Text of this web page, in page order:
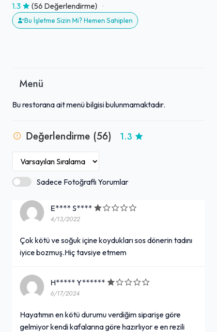
1.3 (56 Değerlendirme)
Bu İşletme Sizin Mi? Hemen Sahiplen
Menü
Bu restorana ait menü bilgisi bulunmamaktadır.
Değerlendirme (56) 1.3
Sadece Fotoğraflı Yorumlar
E**** S****
4/13/2022
Çok kötü ve soğuk içine koydukları sos dönerin tadını
iyice bozmuş.Hiç tavsiye etmem
H***** Y******
6/17/2024
Hayatımın en kötü durumu verdiğim siparişe göre
gelmiyor kendi kafalarına göre hazırlıyor e en rezili